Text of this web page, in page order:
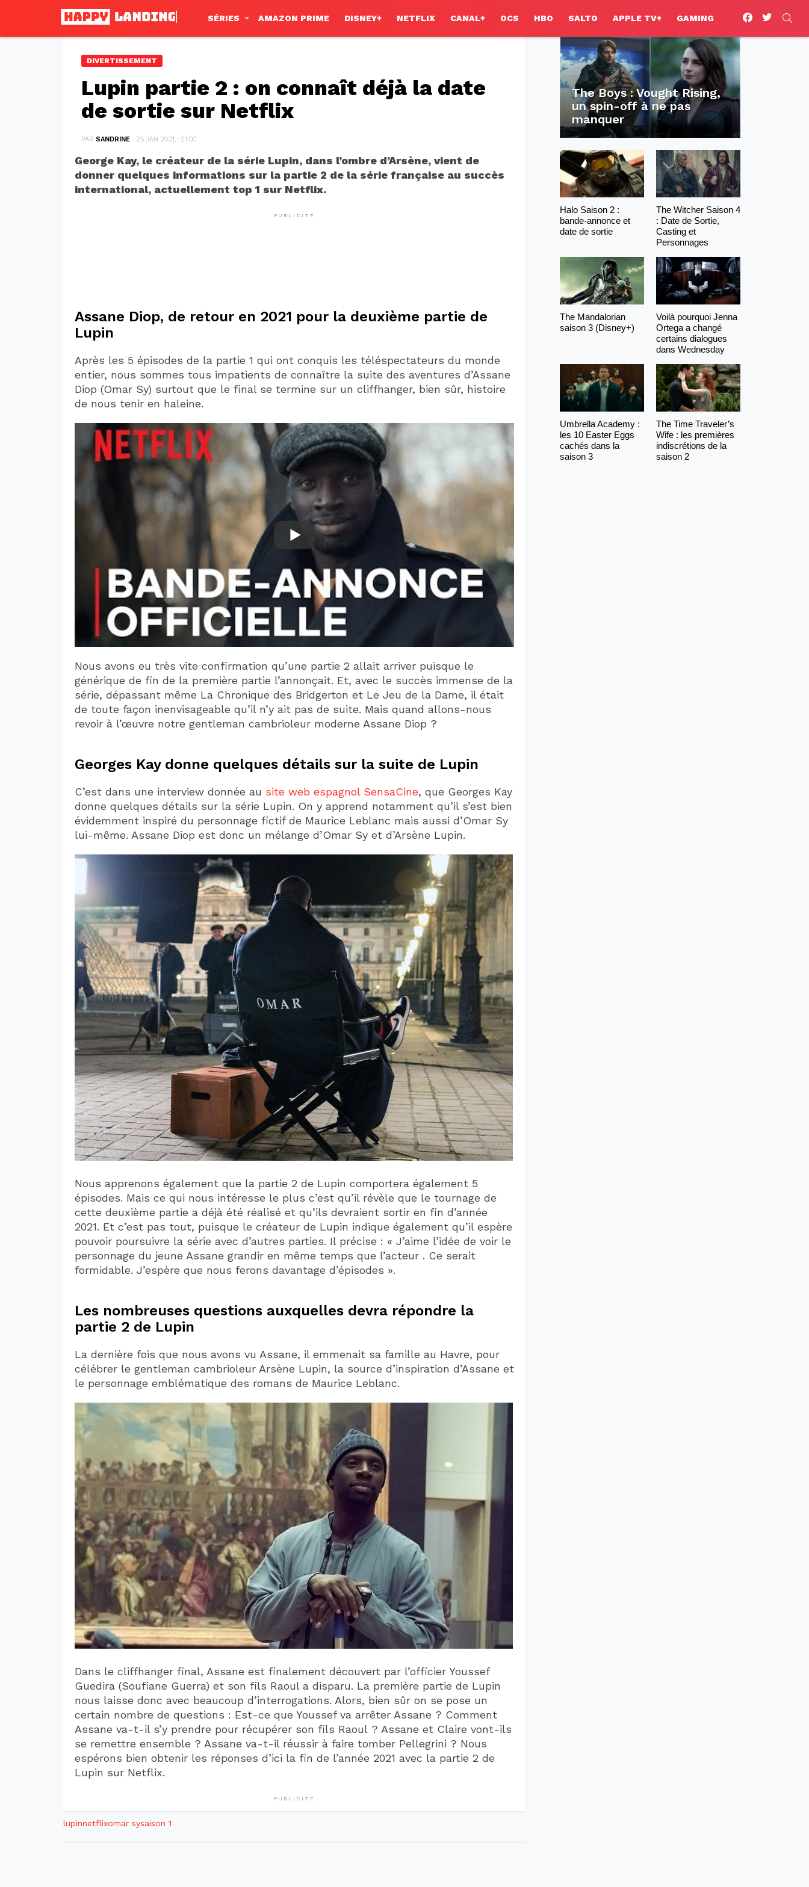
SÉRIES AMAZON PRIME DISNEY+ NETFLIX CANAL+ OCS HBO SALTO APPLE TV+ GAMING
facebooktwitter
DIVERTISSEMENT
Lupin partie 2 : on connaît déjà la date
de sortie sur Netflix
PAR SANDRINE 25 JAN 2021, · 21:00
George Kay, le créateur de la série Lupin, dans l’ombre d’Arsène, vient de
donner quelques informations sur la partie 2 de la série française au succès
international, actuellement top 1 sur Netflix.
PUBLICITÉ
Assane Diop, de retour en 2021 pour la deuxième partie de
Lupin
Après les 5 épisodes de la partie 1 qui ont conquis les téléspectateurs du monde
entier, nous sommes tous impatients de connaître la suite des aventures d’Assane
Diop (Omar Sy) surtout que le final se termine sur un cliffhanger, bien sûr, histoire
de nous tenir en haleine.
Nous avons eu très vite confirmation qu’une partie 2 allait arriver puisque le
générique de fin de la première partie l’annonçait. Et, avec le succès immense de la
série, dépassant même La Chronique des Bridgerton et Le Jeu de la Dame, il était
de toute façon inenvisageable qu’il n’y ait pas de suite. Mais quand allons-nous
revoir à l’œuvre notre gentleman cambrioleur moderne Assane Diop ?
Georges Kay donne quelques détails sur la suite de Lupin
C’est dans une interview donnée au site web espagnol SensaCine, que Georges Kay
donne quelques détails sur la série Lupin. On y apprend notamment qu’il s’est bien
évidemment inspiré du personnage fictif de Maurice Leblanc mais aussi d’Omar Sy
lui-même. Assane Diop est donc un mélange d’Omar Sy et d’Arsène Lupin.
Nous apprenons également que la partie 2 de Lupin comportera également 5
épisodes. Mais ce qui nous intéresse le plus c’est qu’il révèle que le tournage de
cette deuxième partie a déjà été réalisé et qu’ils devraient sortir en fin d’année
2021. Et c’est pas tout, puisque le créateur de Lupin indique également qu’il espère
pouvoir poursuivre la série avec d’autres parties. Il précise : « J’aime l’idée de voir le
personnage du jeune Assane grandir en même temps que l’acteur . Ce serait
formidable. J’espère que nous ferons davantage d’épisodes ».
Les nombreuses questions auxquelles devra répondre la
partie 2 de Lupin
La dernière fois que nous avons vu Assane, il emmenait sa famille au Havre, pour
célébrer le gentleman cambrioleur Arsène Lupin, la source d’inspiration d’Assane et
le personnage emblématique des romans de Maurice Leblanc.
Dans le cliffhanger final, Assane est finalement découvert par l’officier Youssef
Guedira (Soufiane Guerra) et son fils Raoul a disparu. La première partie de Lupin
nous laisse donc avec beaucoup d’interrogations. Alors, bien sûr on se pose un
certain nombre de questions : Est-ce que Youssef va arrêter Assane ? Comment
Assane va-t-il s’y prendre pour récupérer son fils Raoul ? Assane et Claire vont-ils
se remettre ensemble ? Assane va-t-il réussir à faire tomber Pellegrini ? Nous
espérons bien obtenir les réponses d’ici la fin de l’année 2021 avec la partie 2 de
Lupin sur Netflix.
PUBLICITÉ
lupinnetflixomar sysaison 1
The Boys : Vought Rising,
un spin-off à ne pas
manquer
Halo Saison 2 :
bande-annonce et
date de sortie
The Witcher Saison 4
: Date de Sortie,
Casting et
Personnages
The Mandalorian
saison 3 (Disney+)
Voilà pourquoi Jenna
Ortega a changé
certains dialogues
dans Wednesday
Umbrella Academy :
les 10 Easter Eggs
cachés dans la
saison 3
The Time Traveler’s
Wife : les premières
indiscrétions de la
saison 2